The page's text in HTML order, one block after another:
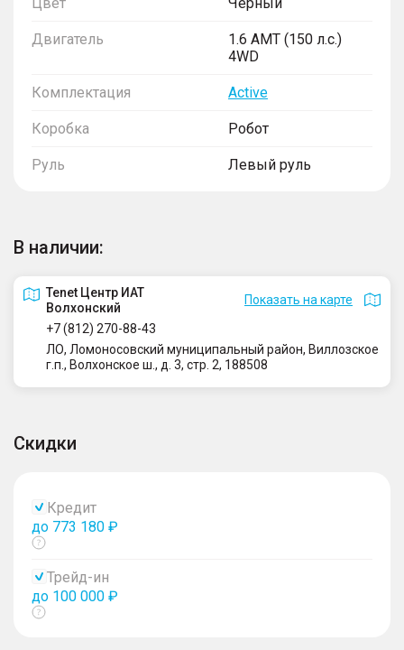
Двигатель
1.6 AMT (150 л.с.)
4WD
Комплектация Active
Коробка Робот
Руль Левый руль
В наличии:
Tenet Центр ИАТ
Волхонский
Показать на карте
+7 (812) 270-88-43
ЛО, Ломоносовский муниципальный район, Виллозское
г.п., Волхонское ш., д. 3, стр. 2, 188508
Скидки
Кредит
до 773 180 ₽
Показать
Трейд-ин
до 100 000 ₽
Показать